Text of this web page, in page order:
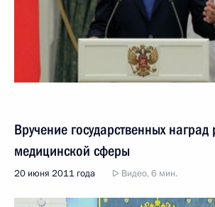
Вручение государственных
медицинской сферы
20 июня 2011 года Видео, 6 мин.